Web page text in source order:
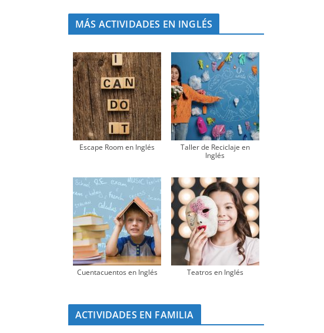
MÁS ACTIVIDADES EN INGLÉS
Escape Room en Inglés
Taller de Reciclaje en
Inglés
Cuentacuentos en Inglés Teatros en Inglés
ACTIVIDADES EN FAMILIA